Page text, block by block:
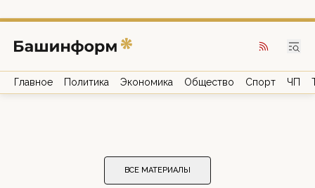
Главное Политика Экономика Общество Спорт ЧП
ВСЕ МАТЕРИАЛЫ